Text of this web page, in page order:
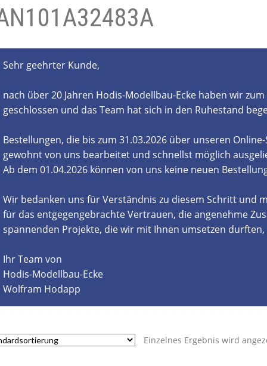
und Elektronikgeräte Verordnung
Sehr geehrter Kunde,
nach über 20 Jahren Hodis-Modellbau-Ecke haben wir
geschlossen und das Team hat sich in den Ruhestand
Bestellungen, die bis zum 31.03.2026 über unseren
gewohnt von uns bearbeitet und schnellst möglich
Ab dem 01.04.2026 können von uns keine neuen
Wir bedanken uns für Verständnis zu diesem Schritt und
für das entgegengebrachte Vertrauen, die angenehme
spannenden Projekte, die wir mit Ihnen umsetzen
Ihr Team von
Hodis-Modellbau-Ecke
Wolfram Hodapp
Einzelnes Ergebnis wird